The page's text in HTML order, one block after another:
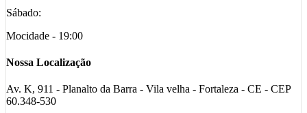
Sábado:
Mocidade - 19:00
Nossa Localização
Av. K, 911 - Planalto da Barra - Vila velha - Fortaleza - CE - CEP
60.348-530